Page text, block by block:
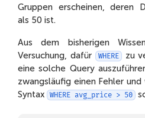
Gruppen erscheinen, deren
als 50 ist.
Aus dem bisherigen
Versuchung, dafür
WHERE zu
eine solche Query
zwangsläufig einen Fehler
Syntax WHERE avg_price > 50